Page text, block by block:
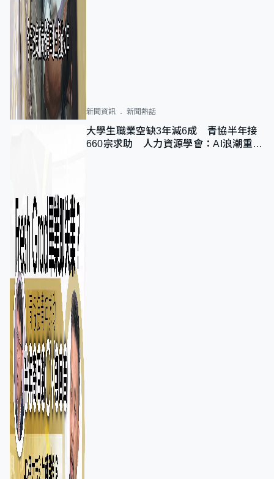
新聞資訊 新聞熱話
大學生職業空缺3年減6成 青協半年接
660宗求助 人力資源學會：AI浪潮重整